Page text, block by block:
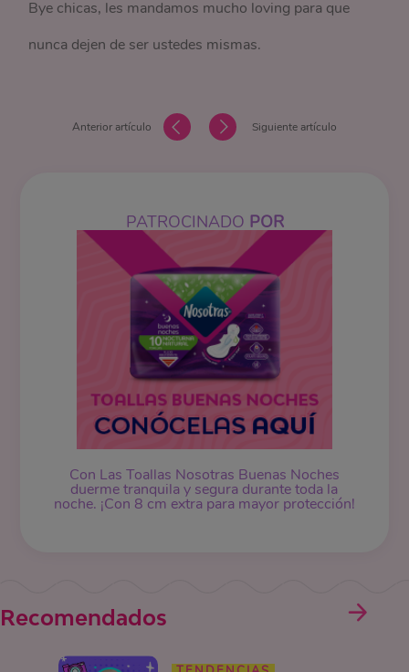
Bye chicas, les mandamos mucho loving para que
nunca dejen de ser ustedes mismas.
Anterior artículo Siguiente artículo
PATROCINADO POR
Con Las Toallas Nosotras Buenas Noches
duerme tranquila y segura durante toda la
noche. ¡Con 8 cm extra para mayor protección!
Recomendados